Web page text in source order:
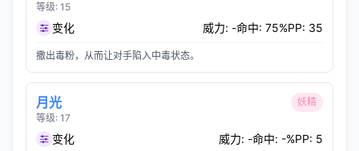
等级: 15
变化 威力: -命中: 75%PP: 35
撒出毒粉，从而让对手陷入中毒状态。
月光
等级: 17
妖精
变化 威力: -命中: -%PP: 5